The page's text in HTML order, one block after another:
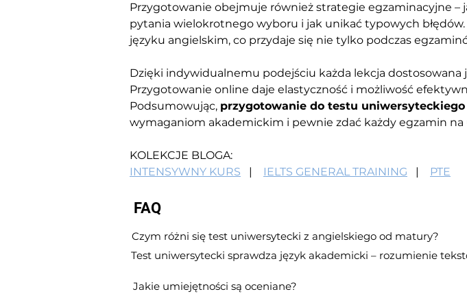
Przygotowanie obejmuje również strategie egzaminacyjne –
pytania wielokrotnego wyboru i jak unikać typowych
języku angielskim, co przydaje się nie tylko podczas
Dzięki indywidualnemu podejściu każda lekcja
Przygotowanie online daje elastyczność i możliwość
Podsumowując, przygotowanie do testu
wymaganiom akademickim i pewnie zdać każdy egzamin na
KOLEKCJE BLOGA:
INTENSYWNY KURS | IELTS GENERAL TRAINING | PTE
FAQ
Czym różni się test uniwersytecki z angielskiego od matury?
Test uniwersytecki sprawdza język akademicki – rozumienie
Jakie umiejętności są oceniane?